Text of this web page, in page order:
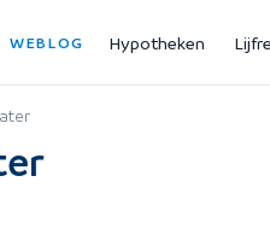
WEBLOG Hypotheken